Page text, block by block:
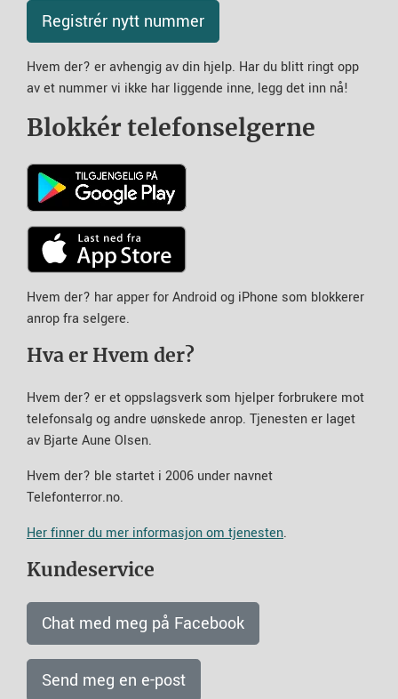
Registrér nytt nummer
Hvem der? er avhengig av din hjelp. Har du blitt ringt opp
av et nummer vi ikke har liggende inne, legg det inn nå!
Blokkér telefonselgerne
Hvem der? har apper for Android og iPhone som blokkerer
anrop fra selgere.
Hva er Hvem der?
Hvem der? er et oppslagsverk som hjelper forbrukere mot
telefonsalg og andre uønskede anrop. Tjenesten er laget
av Bjarte Aune Olsen.
Hvem der? ble startet i 2006 under navnet
Telefonterror.no.
Her finner du mer informasjon om tjenesten.
Kundeservice
Chat med meg på Facebook
Send meg en e-post